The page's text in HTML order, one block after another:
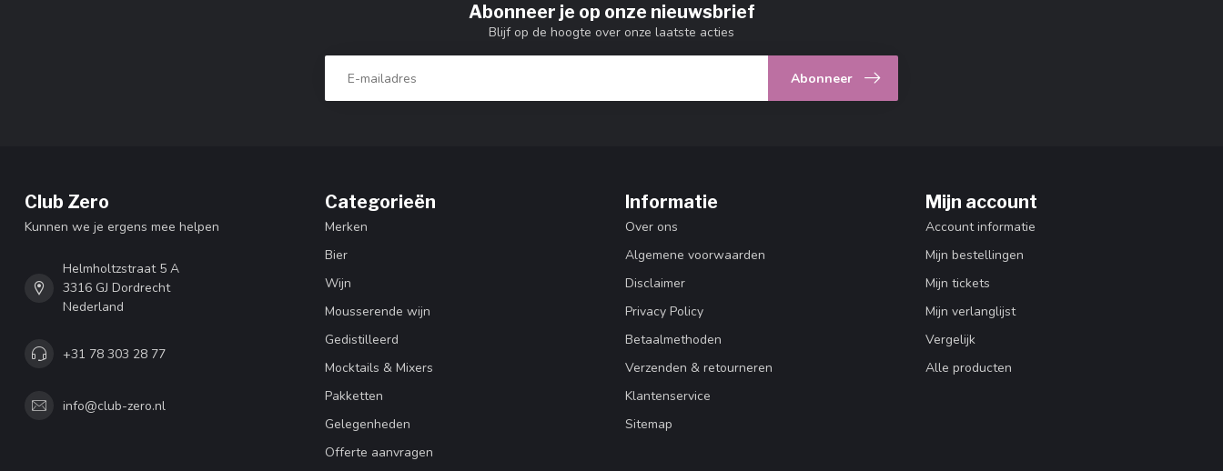
Abonneer je op onze nieuwsbrief
Blijf op de hoogte over onze laatste acties
Abonneer
Club Zero
Kunnen we je ergens mee helpen
Helmholtzstraat 5 A
3316 GJ Dordrecht
Nederland
+31 78 303 28 77
info@club-zero.nl
Categorieën
Merken
Bier
Wijn
Mousserende wijn
Gedistilleerd
Mocktails & Mixers
Pakketten
Gelegenheden
Offerte aanvragen
Informatie
Over ons
Algemene voorwaarden
Disclaimer
Privacy Policy
Betaalmethoden
Verzenden & retourneren
Klantenservice
Sitemap
Mijn account
Account informatie
Mijn bestellingen
Mijn tickets
Mijn verlanglijst
Vergelijk
Alle producten